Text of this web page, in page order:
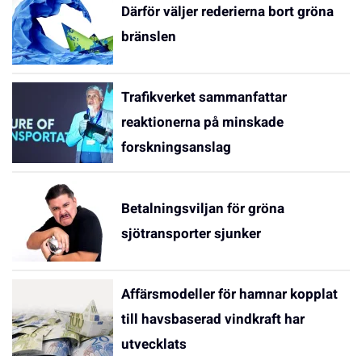
Därför väljer rederierna bort gröna
bränslen
Trafikverket sammanfattar
reaktionerna på minskade
forskningsanslag
Betalningsviljan för gröna
sjötransporter sjunker
Affärsmodeller för hamnar kopplat
till havsbaserad vindkraft har
utvecklats